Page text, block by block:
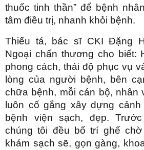
thuốc tinh thần” để bệnh
tâm điều trị, nhanh khỏi bệnh.
Thiếu tá, bác sĩ CKI Đặng
Ngoại chấn thương cho biết:
phong cách, thái độ phục vụ
lòng của người bệnh, bên
chữa bệnh, mỗi cán bộ, nhân
luôn cố gắng xây dựng
bệnh viện sạch, đẹp.
chúng tôi đều bố trí ghế chờ
khám sạch sẽ, gọn gàng,